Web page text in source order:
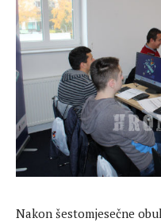
Nakon šestomjesečne